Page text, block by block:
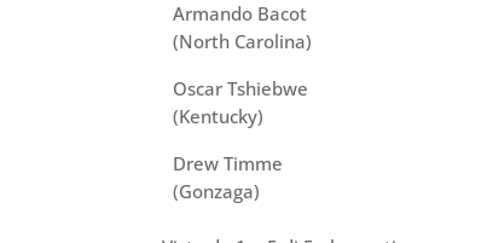
Armando Bacot
(North Carolina)
Oscar Tshiebwe
(Kentucky)
Drew Timme
(Gonzaga)